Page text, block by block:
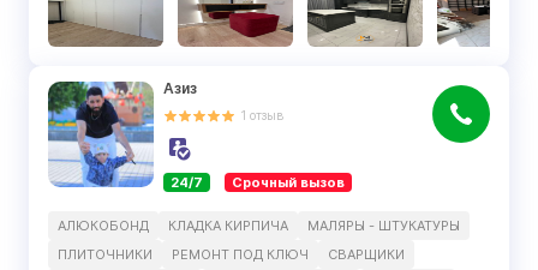
Азиз
1 отзыв
24/7 Срочный вызов
АЛЮКОБОНД КЛАДКА КИРПИЧА
МАЛЯРЫ - ШТУКАТУРЫ
ПЛИТОЧНИКИ
РЕМОНТ ПОД КЛЮЧ
СВАРЩИКИ